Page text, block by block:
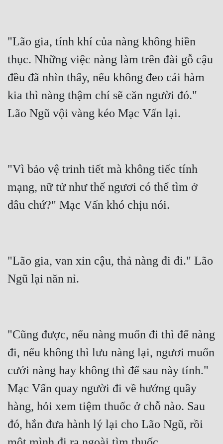
"Lão gia, tính khí của nàng không hiền
thục. Những việc nàng làm trên đài gỗ cậu
đều đã nhìn thấy, nếu không đeo cái hàm
kia thì nàng thậm chí sẽ căn người đó."
"Vì bảo vệ trinh tiết mà không tiếc tính
mạng, nữ tử như thế ngươi có thể tìm ở
"Lão gia, van xin cậu, thả nàng đi đi." Lão
"Cũng được, nếu nàng muốn đi thì để nàng
đi, nếu không thì lưu nàng lại, ngươi muốn
cưới nàng hay không thì để sau này tính."
Mạc Vấn quay người đi về hướng quầy
hàng, hỏi xem tiệm thuốc ở chỗ nào. Sau
đó, hắn đưa hành lý lại cho Lão Ngũ, rồi